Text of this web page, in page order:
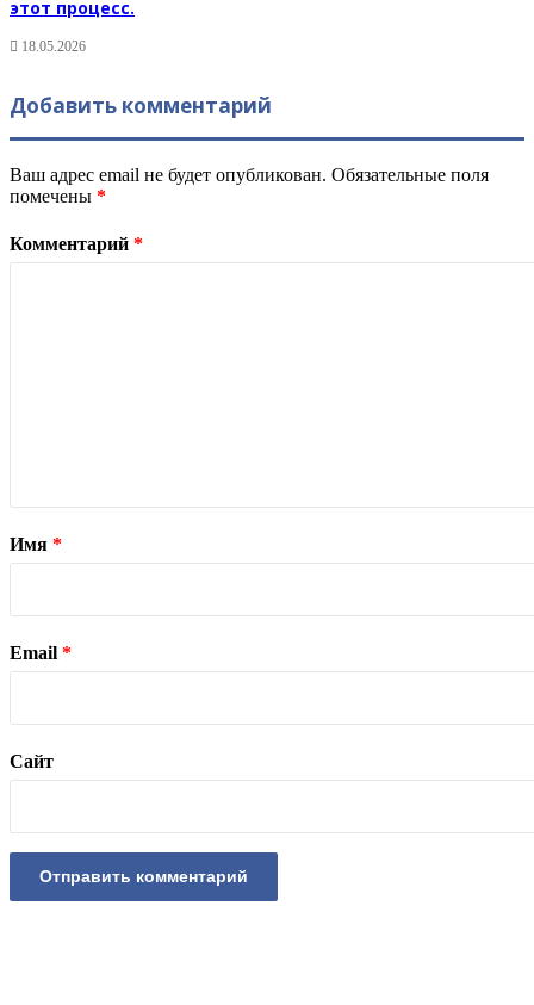
этот процесс.
18.05.2026
Добавить комментарий
Ваш адрес email не будет опубликован. Обязательные поля
помечены *
Комментарий *
Имя *
Email *
Сайт